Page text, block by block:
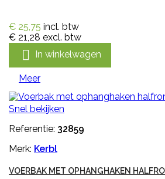
€ 25,75 incl. btw
€ 21,28 excl. btw
 In winkelwagen
Meer
Snel bekijken
Referentie: 32859
Merk: Kerbl
VOERBAK MET OPHANGHAKEN